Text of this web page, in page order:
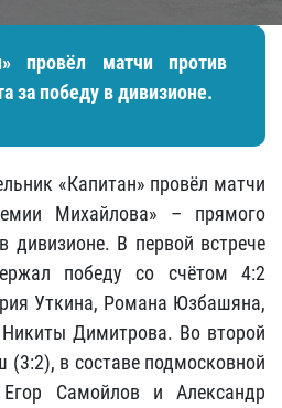
провёл матчи против
за победу в дивизионе.
«Капитан» провёл матчи
Михайлова» – прямого
дивизионе. В первой встрече
победу со счётом 4:2
Уткина, Романа Юзбашяна,
Димитрова. Во второй
(3:2), в составе подмосковной
Самойлов и Александр